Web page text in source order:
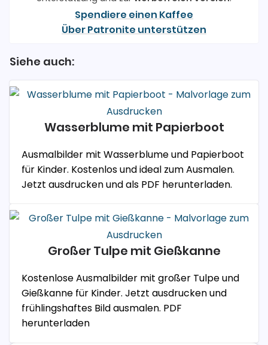
Spendiere einen Kaffee
Über Patronite unterstützen
Siehe auch:
Wasserblume mit Papierboot
Ausmalbilder mit Wasserblume und Papierboot
für Kinder. Kostenlos und ideal zum Ausmalen.
Jetzt ausdrucken und als PDF herunterladen.
Großer Tulpe mit Gießkanne
Kostenlose Ausmalbilder mit großer Tulpe und
Gießkanne für Kinder. Jetzt ausdrucken und
frühlingshaftes Bild ausmalen. PDF
herunterladen